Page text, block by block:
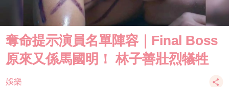
奪命提示演員名單陣容｜Final Boss
原來又係馬國明！ 林子善壯烈犠牲
娛樂